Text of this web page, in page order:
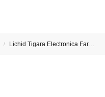
/ Lichid Tigara Electronica Fara Nicotina